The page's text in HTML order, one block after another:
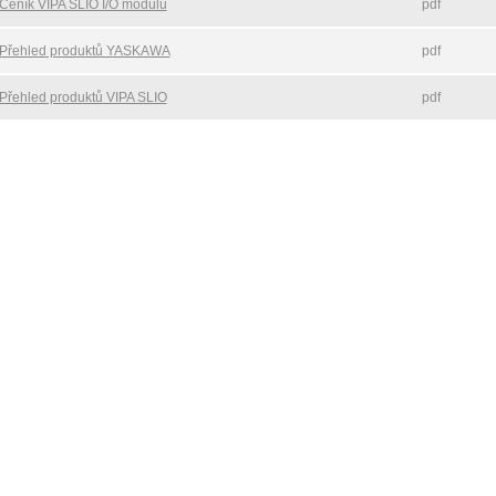
VIPA SLIO I/O modulů pdf
produktů YASKAWA pdf
produktů VIPA SLIO pdf